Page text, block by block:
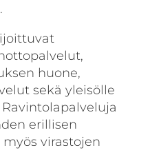
huone,
sekä yleisölle
erillisen
virastojen